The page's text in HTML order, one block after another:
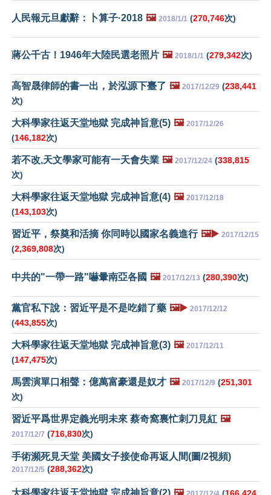
人民報元旦獻辭：卜算子·2018 🖼️ 2018/1/1 (270,746次)
蔣公千古！1946年大陸民選老照片 🖼️ 2018/1/1 (279,342次)
高智晟律師的書一出，於泓源下臺了 🖼️ 2017/12/29 (238,441
次)
大科學家往返天堂地獄 完成神旨意(5) 🖼️ 2017/12/26
(146,182次)
若不改,天文學家可能有一天會失業 🖼️ 2017/12/24 (338,815
次)
大科學家往返天堂地獄 完成神旨意(4) 🖼️ 2017/12/18
(143,103次)
習近平，祭奠和活摘 你同時以國家名義進行 🖼️▶️ 2017/12/15
(2,369,808次)
中共的"一帶一路"嚇暈南亞各國 🖼️ 2017/12/13 (280,390次)
黨官私下說：習近平是不是吃錯了藥 🖼️▶️ 2017/12/12
(443,855次)
大科學家往返天堂地獄 完成神旨意(3) 🖼️ 2017/12/11
(147,475次)
馬雲演單口相聲：億萬富豪還是奴才 🖼️ 2017/12/9 (251,301
次)
習近平爲世界定義光明未來 蔡奇窩裏忙刺刀見紅 🖼️
2017/12/7 (716,830次)
手術瀕死見天堂 美國女子接使命再返人間(圖/2視頻)
2017/12/5 (288,362次)
大科學家往返天堂地獄 完成神旨意(2) 🖼️